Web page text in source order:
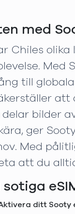
med
Chiles
Med
till
bilder
ger
Med
att du
ditt Sooty